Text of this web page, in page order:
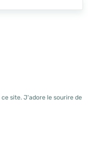
site. J'adore le sourire de